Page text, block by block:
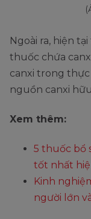
Ngoài ra, hiện
thuốc chứa
canxi trong thực
nguồn canxi
Xem thêm:
5 thuốc bổ
tốt nhất
Kinh
người lớn